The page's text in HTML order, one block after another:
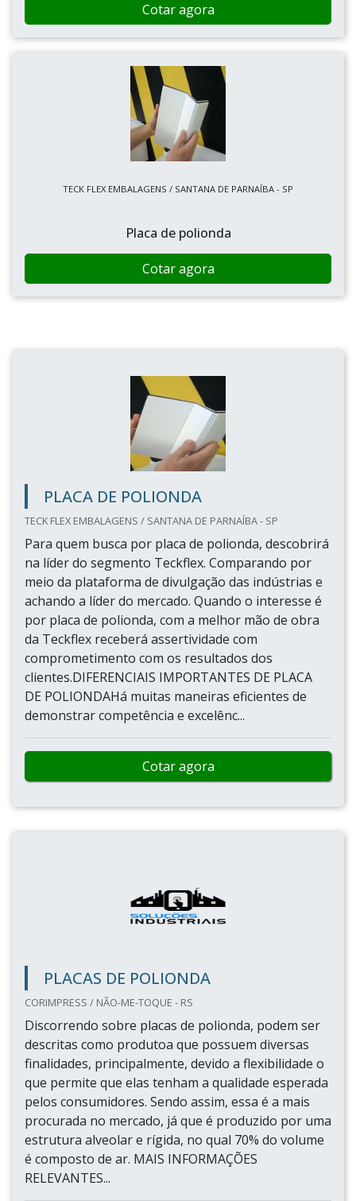
Cotar agora
TECK FLEX EMBALAGENS / SANTANA DE PARNAÍBA - SP
Placa de polionda
Cotar agora
PLACA DE POLIONDA
TECK FLEX EMBALAGENS / SANTANA DE PARNAÍBA - SP
Para quem busca por placa de polionda, descobrirá
na líder do segmento Teckflex. Comparando por
meio da plataforma de divulgação das indústrias e
achando a líder do mercado. Quando o interesse é
por placa de polionda, com a melhor mão de obra
da Teckflex receberá assertividade com
comprometimento com os resultados dos
clientes.DIFERENCIAIS IMPORTANTES DE PLACA
DE POLIONDAHá muitas maneiras eficientes de
demonstrar competência e excelênc...
Cotar agora
PLACAS DE POLIONDA
CORIMPRESS / NÃO-ME-TOQUE - RS
Discorrendo sobre placas de polionda, podem ser
descritas como produtoa que possuem diversas
finalidades, principalmente, devido a flexibilidade o
que permite que elas tenham a qualidade esperada
pelos consumidores. Sendo assim, essa é a mais
procurada no mercado, já que é produzido por uma
estrutura alveolar e rígida, no qual 70% do volume
é composto de ar. MAIS INFORMAÇÕES
RELEVANTES...